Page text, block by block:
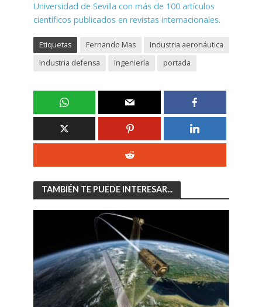
Universidad de Sevilla con más de 100 artículos
científicos publicados en revistas internacionales.
Etiquetas Fernando Mas
Industria aeronáutica
industria defensa
Ingeniería portada
TAMBIÉN TE PUEDE INTERESAR...